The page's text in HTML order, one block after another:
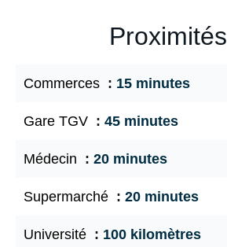
Proximités
Commerces 15 minutes
Gare TGV 45 minutes
Médecin 20 minutes
Supermarché 20 minutes
Université 100 kilomètres